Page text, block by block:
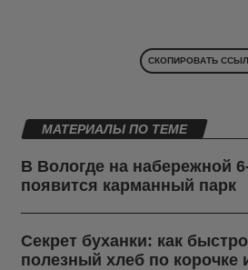
СКОПИРОВАТЬ
МАТЕРИАЛЫ ПО ТЕМЕ
В Вологде на набережной
появится карманный парк
Секрет буханки: как
полезный хлеб по корочке